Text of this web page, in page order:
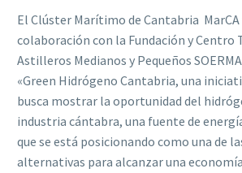
El Clúster Marítimo de Cantabria 
colaboración con la Fundación y Centro
Astilleros Medianos y Pequeños
«Green Hidrógeno Cantabria, una
busca mostrar la oportunidad del
industria cántabra, una fuente de
que se está posicionando como una de
alternativas para alcanzar una